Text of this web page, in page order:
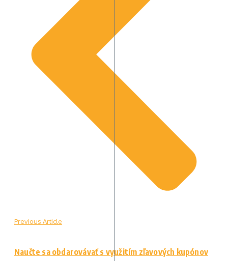
Previous Article
Naučte sa obdarovávať s využitím zľavových kupónov